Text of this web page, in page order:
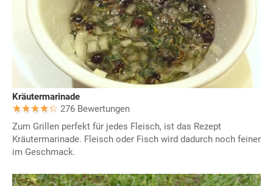
Kräutermarinade
276 Bewertungen
Zum Grillen perfekt für jedes Fleisch, ist das Rezept
Kräutermarinade. Fleisch oder Fisch wird dadurch noch feiner
im Geschmack.